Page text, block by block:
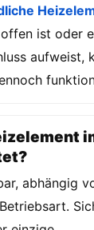
ist oder
aufweist,
abhängig